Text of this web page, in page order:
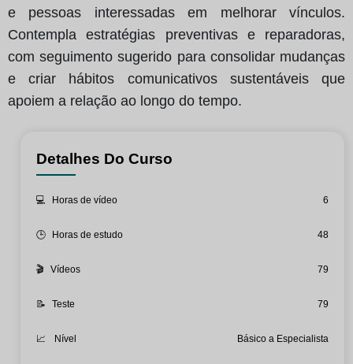
e pessoas interessadas em melhorar vínculos.
Contempla estratégias preventivas e reparadoras,
com seguimento sugerido para consolidar mudanças
e criar hábitos comunicativos sustentáveis que
apoiem a relação ao longo do tempo.
Detalhes Do Curso
💻 Horas de vídeo 6
🕒 Horas de estudo 48
🎬 Vídeos 79
📝 Teste 79
📈 Nível Básico a Especialista